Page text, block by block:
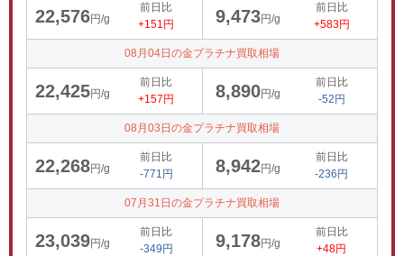
22,576円/g
前日比
+151円
9,473円/g
前日比
+583円
08月04日の金プラチナ買取相場
22,425円/g
前日比
+157円
8,890円/g
前日比
-52円
08月03日の金プラチナ買取相場
22,268円/g
前日比
-771円
8,942円/g
前日比
-236円
07月31日の金プラチナ買取相場
23,039円/g
前日比
-349円
9,178円/g
前日比
+48円